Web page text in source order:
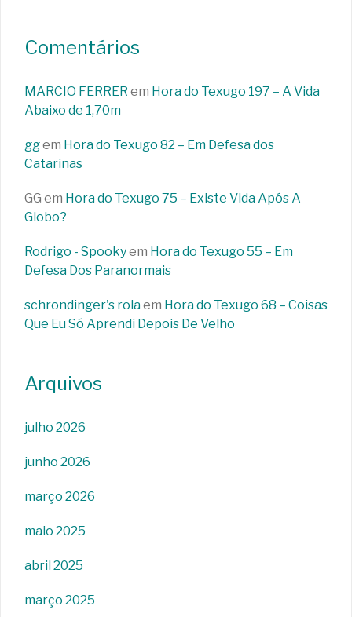
Comentários
MARCIO FERRER em Hora do Texugo 197 – A Vida
Abaixo de 1,70m
ggem Hora do Texugo 82 – Em Defesa dos
Catarinas
GG em Hora do Texugo 75 – Existe Vida Após A
Globo?
Rodrigo - Spookyem Hora do Texugo 55 – Em
Defesa Dos Paranormais
schrondinger's rolaem Hora do Texugo 68 – Coisas
Que Eu Só Aprendi Depois De Velho
Arquivos
julho 2026
junho 2026
março 2026
maio 2025
abril 2025
março 2025